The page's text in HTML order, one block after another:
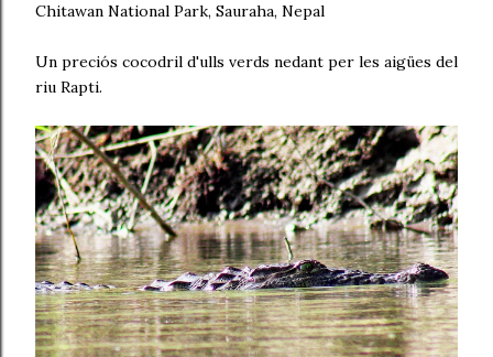
Chitawan National Park, Sauraha, Nepal
Un preciós cocodril d'ulls verds nedant per les aigües del
riu Rapti.